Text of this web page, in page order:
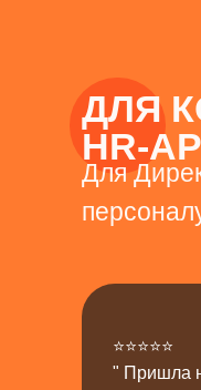
Для
ДЛЯ
HR-
⭐⭐⭐⭐⭐
" Пришла